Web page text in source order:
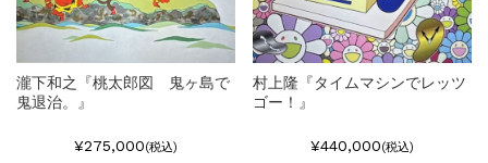
瀧下和之『桃太郎図 鬼ヶ島で
鬼退治。』
¥275,000(税込)
村上隆『タイムマシンでレッツ
ゴー！』
¥440,000(税込)